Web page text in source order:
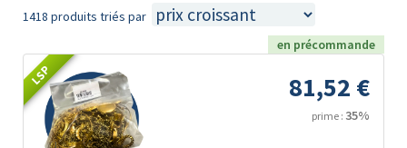
1418 produits triés par
en précommande
LSP 81,52 €
prime : 35%